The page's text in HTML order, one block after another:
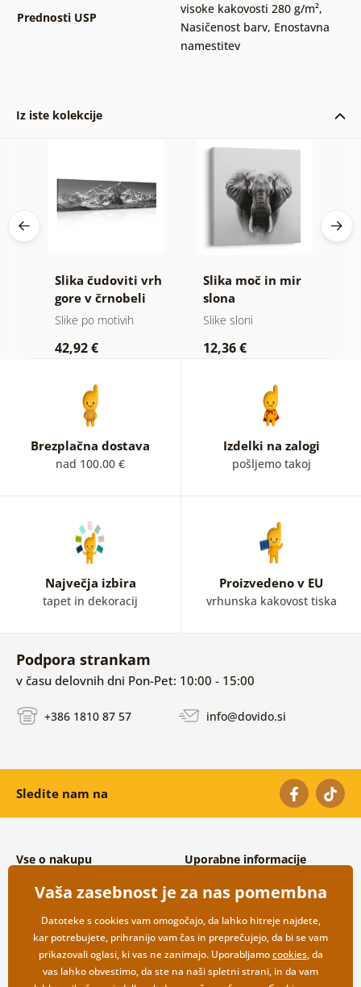
Prednosti USP
visoke kakovosti 280 g/m²,
Nasičenost barv, Enostavna
namestitev
Iz iste kolekcije
Slika čudoviti vrh
gore v črnobeli
izvedbi
Slike po motivih
42,92 €
Slika moč in mir
slona
Slike sloni
12,36 €
Brezplačna dostava
nad 100.00 €
Izdelki na zalogi
pošljemo takoj
Največja izbira
tapet in dekoracij
Proizvedeno v EU
vrhunska kakovost tiska
Podpora strankam
v času delovnih dni Pon-Pet: 10:00 - 15:00
+386 1810 87 57 info@dovido.si
Sledite nam na
Vse o nakupu
Splošni in reklamacijski pogoji
Varovanje osebnih podatkov
Možnosti dostave in plačila
Vračilo blaga
Uporabne informacije
Pogosto zastavljena vprašanja
Kontakti
Veleprodaja
Vaša zasebnost je za nas pomembna
Datoteke s cookies vam omogočajo, da lahko hitreje najdete,
kar potrebujete, prihranijo vam čas in preprečujejo, da bi se vam
prikazovali oglasi, ki vas ne zanimajo. Uporabljamocookies, da
vas lahko obvestimo, da ste na naši spletni strani, in da vam